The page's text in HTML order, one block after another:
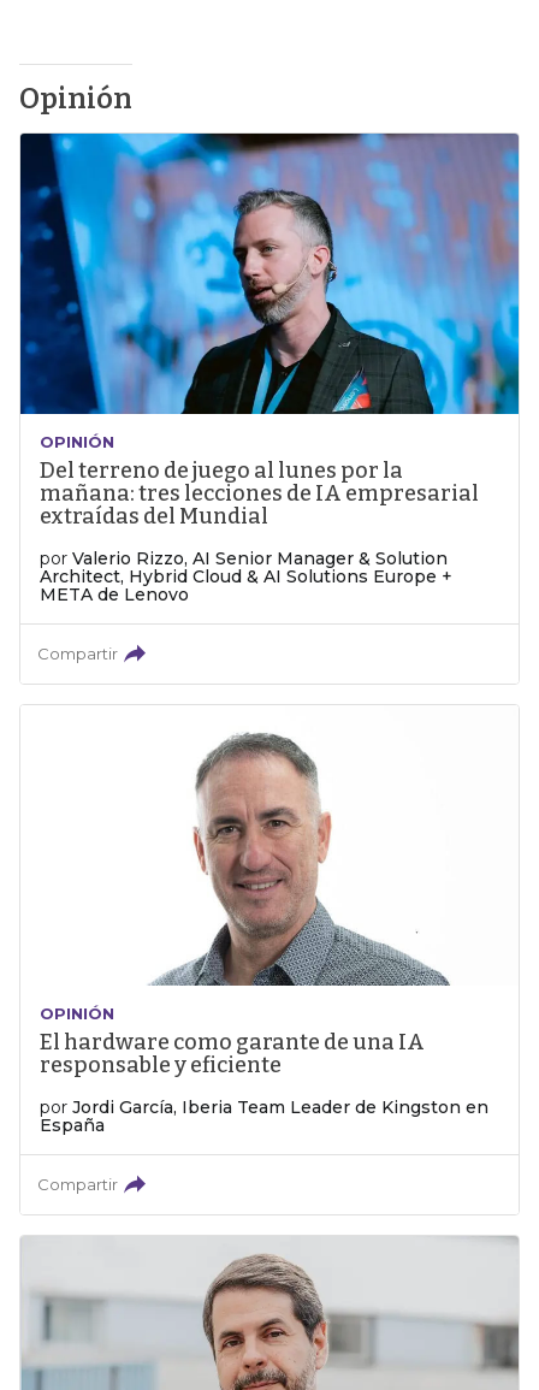
Opinión
OPINIÓN
Del terreno de juego al lunes por la
mañana: tres lecciones de IA empresarial
extraídas del Mundial
por Valerio Rizzo, AI Senior Manager & Solution
Architect, Hybrid Cloud & AI Solutions Europe +
META de Lenovo
Compartir
OPINIÓN
El hardware como garante de una IA
responsable y eficiente
por Jordi García, Iberia Team Leader de Kingston en
España
Compartir